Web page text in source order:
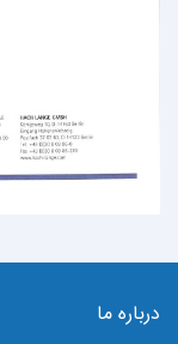
درباره ما